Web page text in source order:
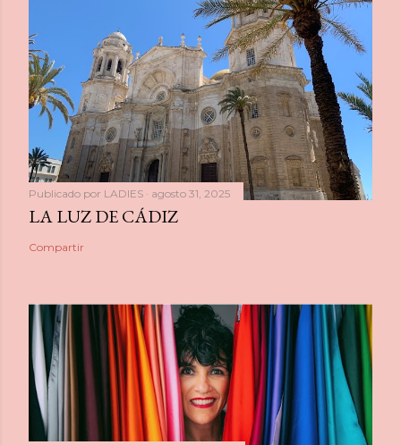
Publicado por LADIES agosto 31, 2025
LA LUZ DE CÁDIZ
Compartir